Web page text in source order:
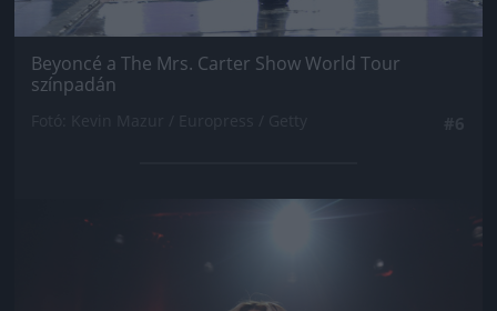
Beyoncé a The Mrs. Carter Show World Tour
színpadán